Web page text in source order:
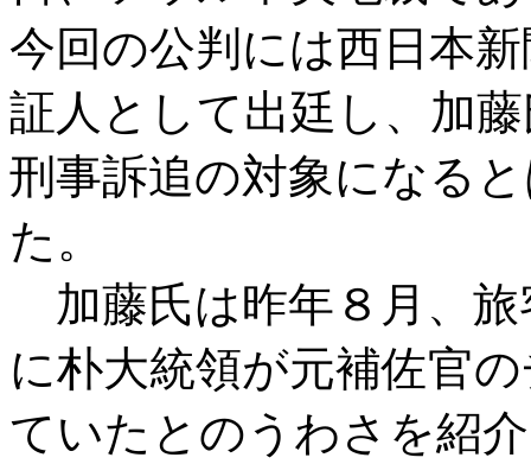
今回の公判には西日本
証人として出廷し、加
刑事訴追の対象になる
た。
加藤氏は昨年８月、旅
に朴大統領が元補佐官
ていたとのうわさを紹